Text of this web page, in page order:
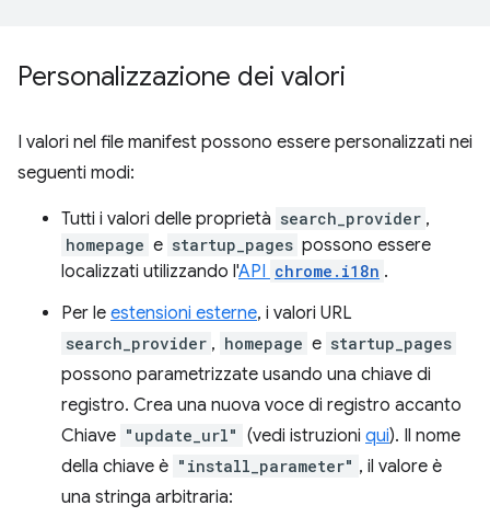
Personalizzazione dei valori
I valori nel file manifest possono essere personalizzati nei
seguenti modi:
Tutti i valori delle proprietà search_provider ,
homepage e startup_pages possono essere
localizzati utilizzando l'API chrome.i18n .
Per le estensioni esterne, i valori URL
search_provider , homepage e startup_pages
possono parametrizzate usando una chiave di
registro. Crea una nuova voce di registro accanto
Chiave "update_url" (vedi istruzioni qui). Il nome
della chiave è "install_parameter" , il valore è
una stringa arbitraria: